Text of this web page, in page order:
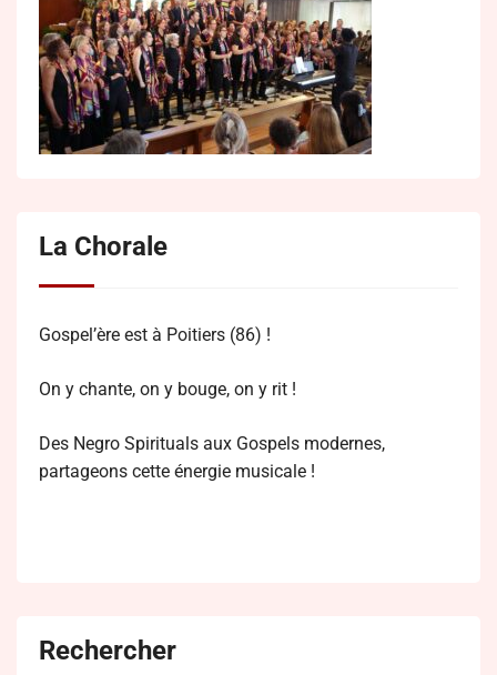
La Chorale
Gospel’ère est à Poitiers (86) !
On y chante, on y bouge, on y rit !
Des Negro Spirituals aux Gospels modernes,
partageons cette énergie musicale !
Rechercher